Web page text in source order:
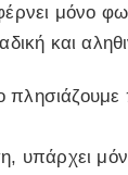
μόνο
και
υπάρχει